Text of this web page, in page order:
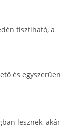
tisztiható, a
lesznek, akár